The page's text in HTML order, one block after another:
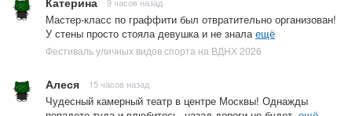
9 часов назад
Мастер-класс по граффити был отвратительно организован!
У стены просто стояла девушка и не зналаещё
Фестиваль уличных видов спорта на ВДНХ 2026
Алеся 15 часов назад
Чудесный камерный театр в центре Москвы! Однажды